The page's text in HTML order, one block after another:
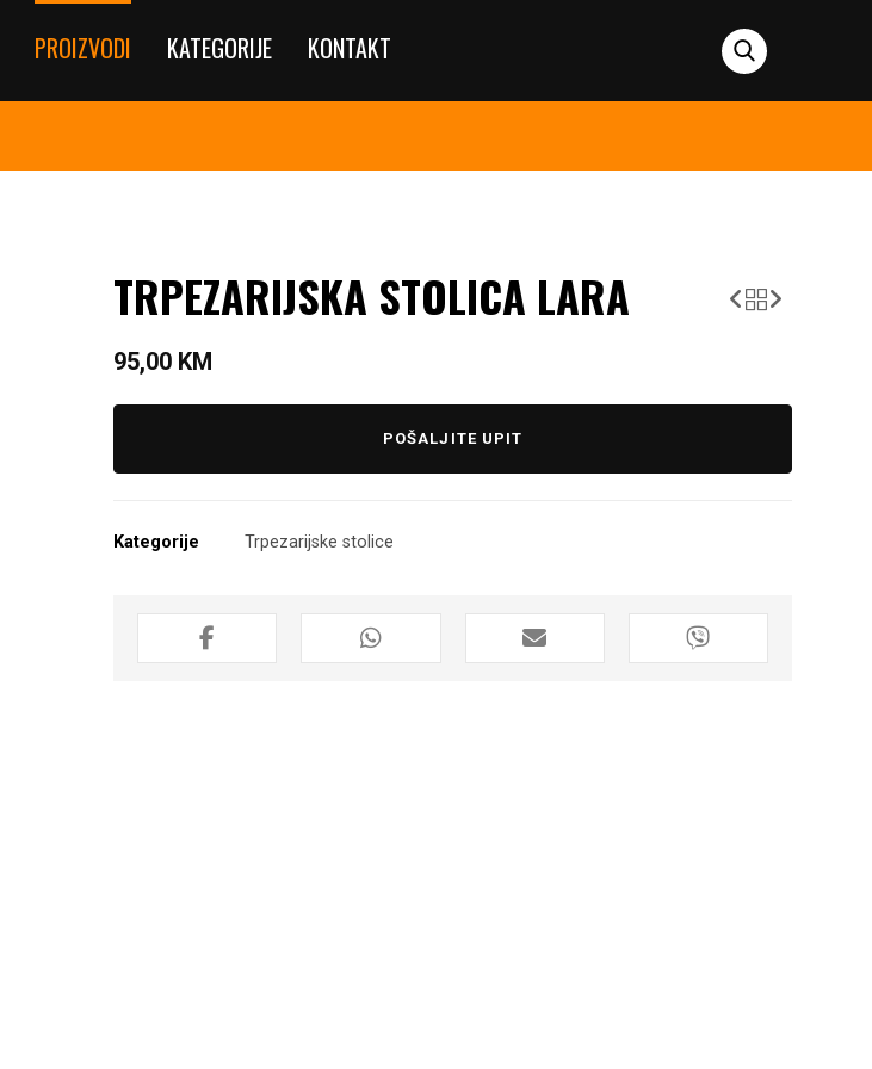
PROIZVODI KATEGORIJE KONTAKT
TRPEZARIJSKA STOLICA LARA
95,00 KM
POŠALJITE UPIT
Kategorije Trpezarijske stolice